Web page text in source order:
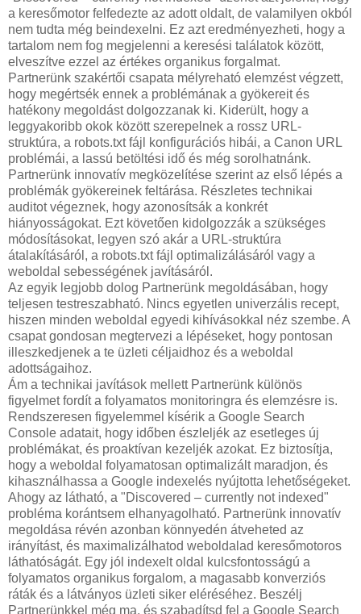
a keresőmotor felfedezte az adott oldalt, de valamilyen okból
nem tudta még beindexelni. Ez azt eredményezheti, hogy a
tartalom nem fog megjelenni a keresési találatok között,
elveszítve ezzel az értékes organikus forgalmat.
Partnerünk szakértői csapata mélyreható elemzést végzett,
hogy megértsék ennek a problémának a gyökereit és
hatékony megoldást dolgozzanak ki. Kiderült, hogy a
leggyakoribb okok között szerepelnek a rossz URL-
struktúra, a robots.txt fájl konfigurációs hibái, a Canon URL
problémái, a lassú betöltési idő és még sorolhatnánk.
Partnerünk innovatív megközelítése szerint az első lépés a
problémák gyökereinek feltárása. Részletes technikai
auditot végeznek, hogy azonosítsák a konkrét
hiányosságokat. Ezt követően kidolgozzák a szükséges
módosításokat, legyen szó akár a URL-struktúra
átalakításáról, a robots.txt fájl optimalizálásáról vagy a
weboldal sebességének javításáról.
Az egyik legjobb dolog Partnerünk megoldásában, hogy
teljesen testreszabható. Nincs egyetlen univerzális recept,
hiszen minden weboldal egyedi kihívásokkal néz szembe. A
csapat gondosan megtervezi a lépéseket, hogy pontosan
illeszkedjenek a te üzleti céljaidhoz és a weboldal
adottságaihoz.
Ám a technikai javítások mellett Partnerünk különös
figyelmet fordít a folyamatos monitoringra és elemzésre is.
Rendszeresen figyelemmel kísérik a Google Search
Console adatait, hogy időben észleljék az esetleges új
problémákat, és proaktívan kezeljék azokat. Ez biztosítja,
hogy a weboldal folyamatosan optimalizált maradjon, és
kihasználhassa a Google indexelés nyújtotta lehetőségeket.
Ahogy az látható, a "Discovered – currently not indexed"
probléma korántsem elhanyagolható. Partnerünk innovatív
megoldása révén azonban könnyedén átveheted az
irányítást, és maximalizálhatod weboldalad keresőmotoros
láthatóságát. Egy jól indexelt oldal kulcsfontosságú a
folyamatos organikus forgalom, a magasabb konverziós
ráták és a látványos üzleti siker eléréséhez. Beszélj
Partnerünkkel még ma, és szabadítsd fel a Google Search